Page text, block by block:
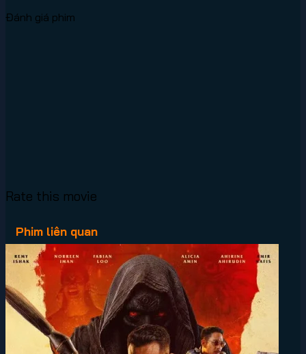
Đánh giá phim
Rate this movie
Phim liên quan